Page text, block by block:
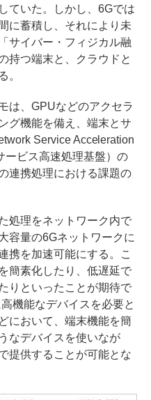
ていた。しかし、6Gでは
に蓄積し、それにより未
サイバー・フィジカル融
持つ端末と、クラウドと
。
は、GPUなどのアクセラ
グ機能を備え、端末とサ
Service Acceleration
ービス高速処理基盤）の
連携処理における課題の
処理をネットワーク内で
容量の6Gネットワークに
携を加速可能にする。こ
簡素化したり、低遅延で
りといったことが期待で
機能なデバイスを必要と
において、端末機能を簡
なデバイスを使いなが
提供することが可能とな